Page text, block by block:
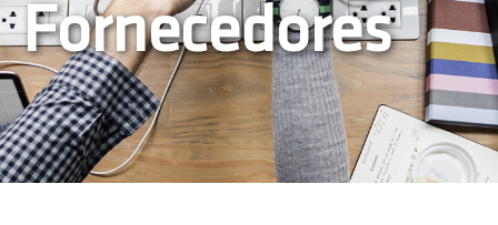
Fornecedores